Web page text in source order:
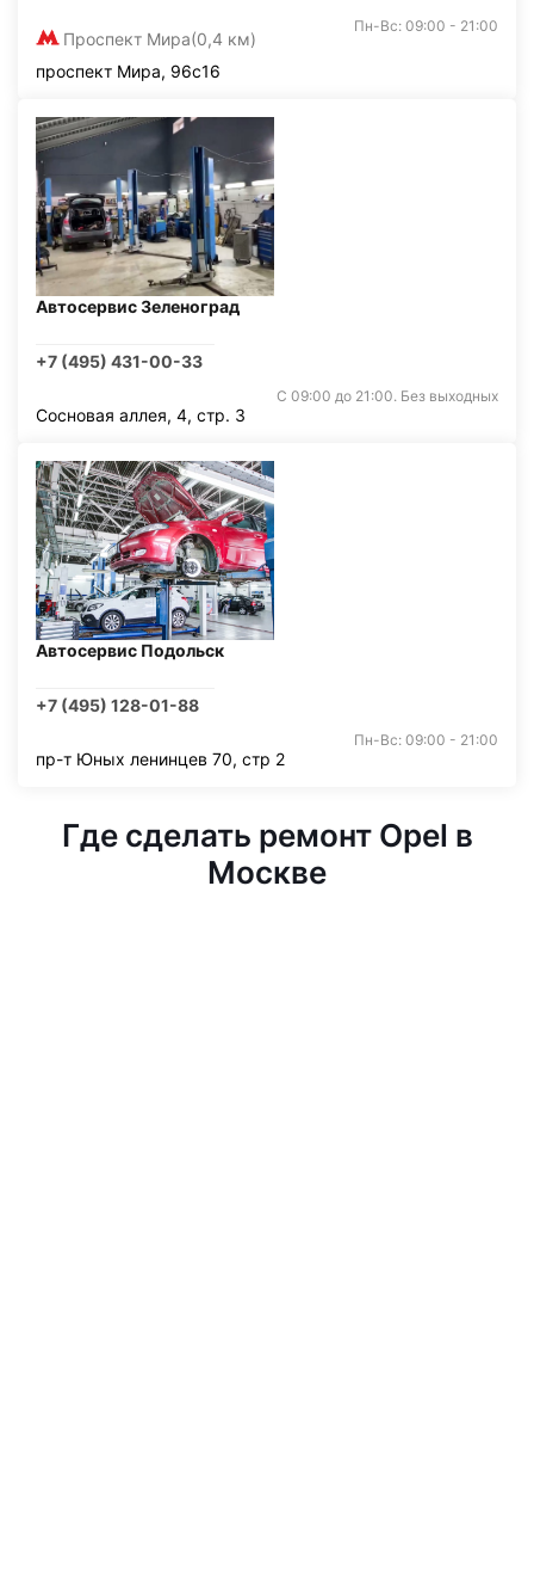
Проспект Мира(0,4 км)
Пн-Вс: 09:00 - 21:00
проспект Мира, 96с16
Автосервис Зеленоград
+7 (495) 431-00-33
С 09:00 до 21:00. Без выходных
Сосновая аллея, 4, стр. 3
Автосервис Подольск
+7 (495) 128-01-88
Пн-Вс: 09:00 - 21:00
пр-т Юных ленинцев 70, стр 2
Где сделать ремонт Opel в
Москве